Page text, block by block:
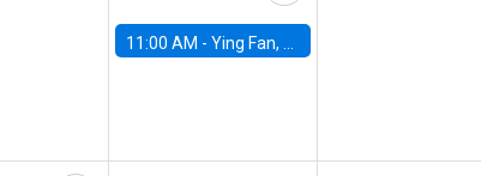
11:00 AM -Ying Fan, University of Michigan